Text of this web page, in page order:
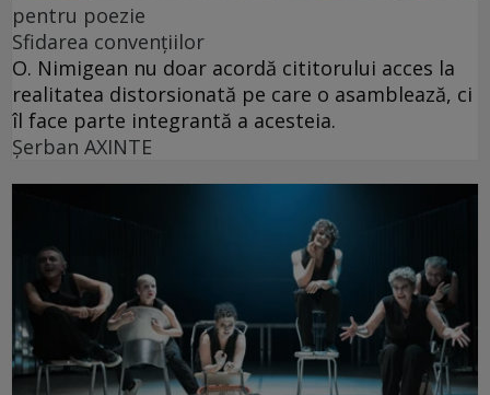
pentru poezie
Sfidarea convențiilor
O. Nimigean nu doar acordă cititorului acces la
realitatea distorsionată pe care o asamblează, ci
îl face parte integrantă a acesteia.
Şerban AXINTE